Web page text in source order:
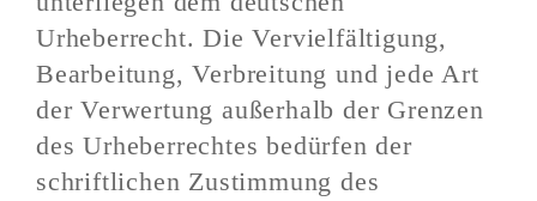
Urheberrecht. Die Vervielfältigung,
Bearbeitung, Verbreitung und jede Art
der Verwertung außerhalb der Grenzen
des Urheberrechtes bedürfen der
schriftlichen Zustimmung des